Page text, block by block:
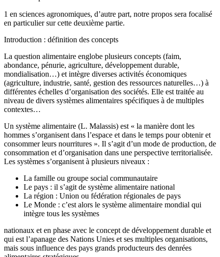
1 en sciences agronomiques, d’autre part, notre propos sera focalisé
en particulier sur cette deuxième partie.
Introduction : définition des concepts
La question alimentaire englobe plusieurs concepts (faim,
abondance, pénurie, agriculture, développement durable,
mondialisation…) et intègre diverses activités économiques
(agriculture, industrie, santé, gestion des ressources naturelles…) à
différentes échelles d’organisation des sociétés. Elle est traitée au
niveau de divers systèmes alimentaires spécifiques à de multiples
contextes…
Un système alimentaire (L. Malassis) est « la manière dont les
hommes s’organisent dans l’espace et dans le temps pour obtenir et
consommer leurs nourritures ». Il s’agit d’un mode de production, de
consommation et d’organisation dans une perspective territorialisée.
Les systèmes s’organisent à plusieurs niveaux :
La famille ou groupe social communautaire
Le pays : il s’agit de système alimentaire national
La région : Union ou fédération régionales de pays
Le Monde : c’est alors le système alimentaire mondial qui
intègre tous les systèmes
nationaux et en phase avec le concept de développement durable et
qui est l’apanage des Nations Unies et ses multiples organisations,
mais sous influence des pays grands producteurs des denrées